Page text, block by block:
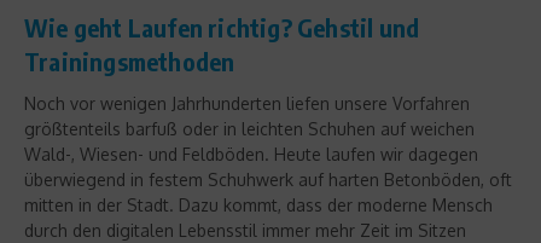
Wie geht Laufen richtig? Gehstil und
Trainingsmethoden
Noch vor wenigen Jahrhunderten liefen unsere Vorfahren
größtenteils barfuß oder in leichten Schuhen auf weichen
Wald-, Wiesen- und Feldböden. Heute laufen wir dagegen
überwiegend in festem Schuhwerk auf harten Betonböden, oft
mitten in der Stadt. Dazu kommt, dass der moderne Mensch
durch den digitalen Lebensstil immer mehr Zeit im Sitzen